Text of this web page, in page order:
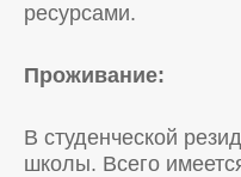
ресурсами.
Проживание:
В студенческой
школы. Всего